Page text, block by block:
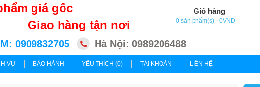
giá gốc
Giao hàng tận nơi
Giỏ hàng
0 sản phẩm(s) - 0VND
0909832705 Hà Nội: 0989206488
VỤ BẢO HÀNH YÊU THÍCH (0) TÀI KHOẢN LIÊN HỆ